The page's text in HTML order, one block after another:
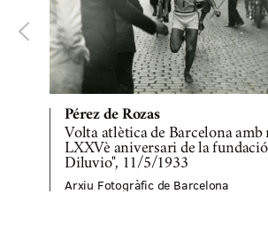
Pérez de Rozas
Volta atlètica de Barcelona amb
LXXVè aniversari de la
Diluvio", 11/5/1933
Arxiu Fotogràfic de Barcelona